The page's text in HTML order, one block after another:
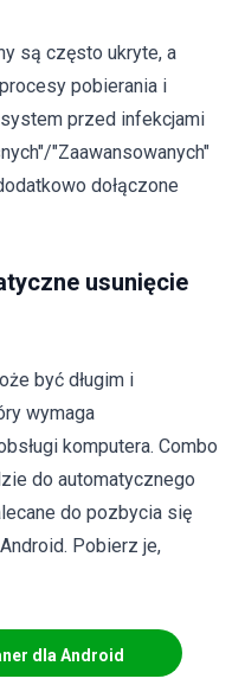
są często ukryte, a
pobierania i
przed infekcjami
"Zaawansowanych"
dołączone
usunięcie
być długim i
wymaga
komputera. Combo
do automatycznego
do pozbycia się
Pobierz je,
dla Android